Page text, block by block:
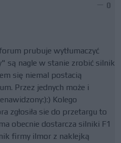
0
prubuje wytłumaczyć
są nagle w stanie zrobić silnik
się niemal postacią
Przez jednych może i
Kolego
zgłosiła sie do przetargu to
obecnie dostarcza silniki F1
firmy ilmor z naklejką